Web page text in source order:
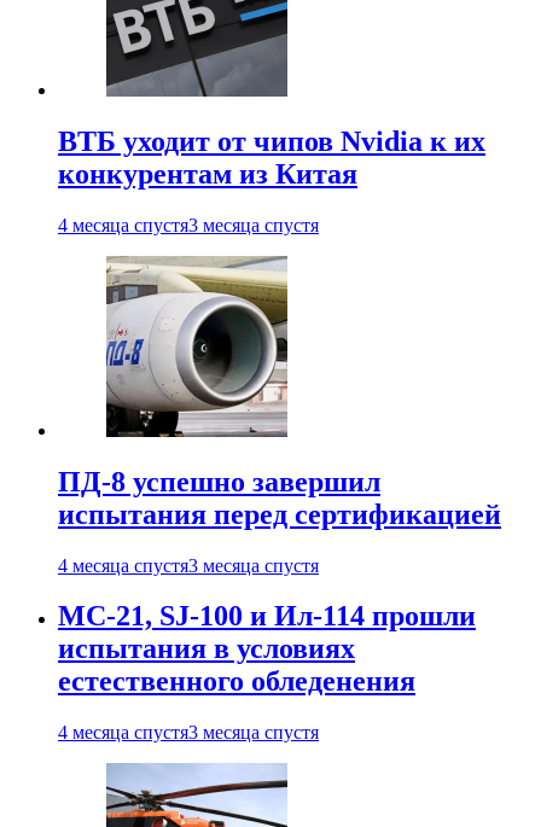
ВТБ уходит от чипов Nvidia к их
конкурентам из Китая
4 месяца спустя3 месяца спустя
ПД-8 успешно завершил
испытания перед сертификацией
4 месяца спустя3 месяца спустя
МС-21, SJ-100 и Ил-114 прошли
испытания в условиях
естественного обледенения
4 месяца спустя3 месяца спустя